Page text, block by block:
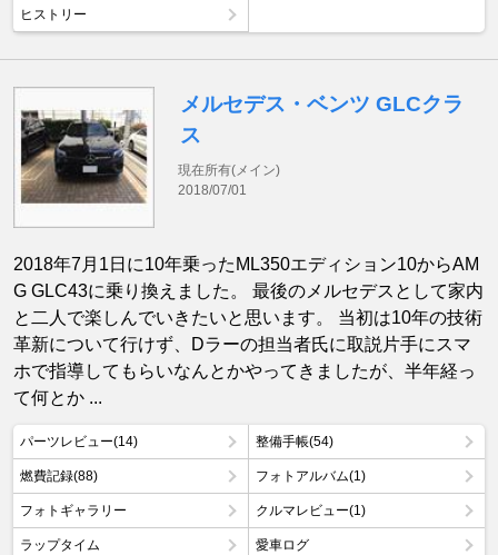
ヒストリー
メルセデス・ベンツ GLCクラ
ス
現在所有(メイン)
2018/07/01
2018年7月1日に10年乗ったML350エディション10からAM
G GLC43に乗り換えました。 最後のメルセデスとして家内
と二人で楽しんでいきたいと思います。 当初は10年の技術
革新について行けず、Dラーの担当者氏に取説片手にスマ
ホで指導してもらいなんとかやってきましたが、半年経っ
て何とか ...
パーツレビュー(14) 整備手帳(54)
燃費記録(88) フォトアルバム(1)
フォトギャラリー クルマレビュー(1)
ラップタイム 愛車ログ